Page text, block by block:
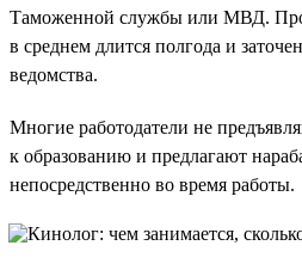
Таможенной службы или МВД.
в среднем длится полгода и
ведомства.
Многие работодатели не
к образованию и предлагают
непосредственно во время работы.